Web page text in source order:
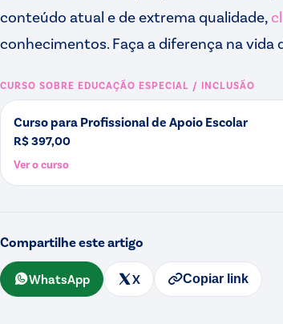
conteúdo atual e de extrema qualidade,
conhecimentos. Faça a diferença na vida
CURSO SOBRE EDUCAÇÃO ESPECIAL / INCLUSÃO
Curso para Profissional de Apoio Escolar
R$ 397,00
Ver o curso
Compartilhe este artigo
WhatsApp X Copiar link